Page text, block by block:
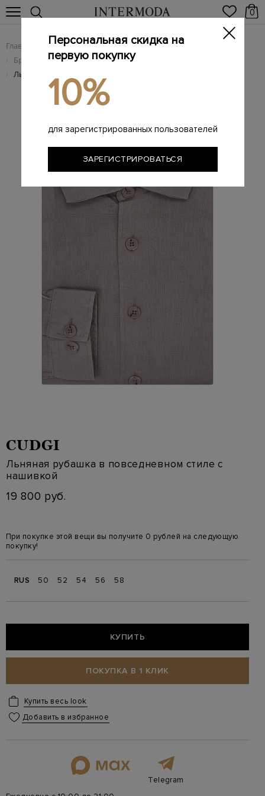
0
Главная Мужчинам / Одежда
/ Брендовые мужские рубашки
/ Льняная рубашка в повседневном стиле с нашивкой
CUDGI
Льняная рубашка в повседневном стиле с
нашивкой
19 800 руб.
При покупке этой вещи вы получите 0 рублей на следующую
покупку!
RUS 50 52 54 56 58
КУПИТЬ
ПОКУПКА В 1 КЛИК
Купить весь look
Добавить в избранное
Telegram
Персональная скидка на
первую покупку
10%
для зарегистрированных пользователей
ЗАРЕГИСТРИРОВАТЬСЯ